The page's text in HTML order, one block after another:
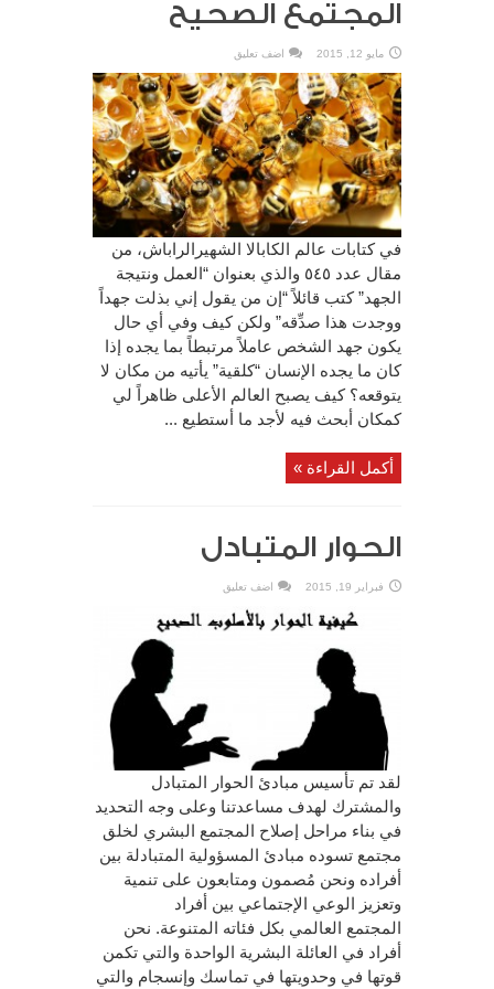
المجتمع الصحيح
مايو 12, 2015 اضف تعليق
في كتابات عالم الكابالا الشهيرالراباش، من
مقال عدد ٥٤٥ والذي بعنوان “العمل ونتيجة
الجهد” كتب قائلاً “إن من يقول إني بذلت جهداً
ووجدت هذا صدِّقه” ولكن كيف وفي أي حال
يكون جهد الشخص عاملاً مرتبطاً بما يجده إذا
كان ما يجده الإنسان “كلقية” يأتيه من مكان لا
يتوقعه؟ كيف يصبح العالم الأعلى ظاهراً لي
كمكان أبحث فيه لأجد ما أستطيع ...
أكمل القراءة »
الحوار المتبادل
فبراير 19, 2015 اضف تعليق
لقد تم تأسيس مبادئ الحوار المتبادل
والمشترك لهدف مساعدتنا وعلى وجه التحديد
في بناء مراحل إصلاح المجتمع البشري لخلق
مجتمع تسوده مبادئ المسؤولية المتبادلة بين
أفراده ونحن مُصمون ومتابعون على تنمية
وتعزيز الوعي الإجتماعي بين أفراد
المجتمع العالمي بكل فئاته المتنوعة. نحن
أفراد في العائلة البشرية الواحدة والتي تكمن
قوتها في وحدويتها في تماسك وإنسجام والتي